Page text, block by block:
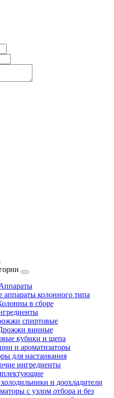
колонного типа
в сборе
спиртовые
винные
кубики и щепа
и ароматизаторы
для настаивания
ингредиенты
и доохладители
с узлом отбора и без